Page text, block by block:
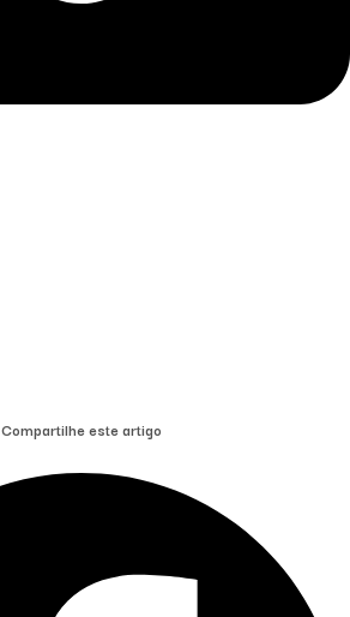
Compartilhe este artigo